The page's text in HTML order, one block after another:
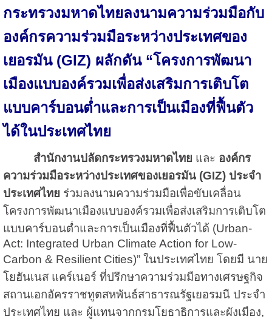
กระทรวงมหาดไทยลงนามความร่วมมือกับ
องค์กรความร่วมมือระหว่างประเทศของ
เยอรมัน (GIZ) ผลักดัน “โครงการพัฒนา
เมืองแบบองค์รวมเพื่อส่งเสริมการเติบโต
แบบคาร์บอนต่ำและการเป็นเมืองที่ฟื้นตัว
ได้ในประเทศไทย
สำนักงานปลัดกระทรวงมหาดไทย และ องค์กร
ความร่วมมือระหว่างประเทศของเยอรมัน (GIZ) ประจำ
ประเทศไทย ร่วมลงนามความร่วมมือเพื่อขับเคลื่อน
โครงการพัฒนาเมืองแบบองค์รวมเพื่อส่งเสริมการเติบโต
แบบคาร์บอนต่ำและการเป็นเมืองที่ฟื้นตัวได้ (Urban-
Act: Integrated Urban Climate Action for Low-
Carbon & Resilient Cities)” ในประเทศไทย โดยมี นาย
โยฮันเนส แคร์เนอร์ ที่ปรึกษาความร่วมมือทางเศรษฐกิจ
สถานเอกอัครราชทูตสหพันธ์สาธารณรัฐเยอรมนี ประจำ
ประเทศไทย และ ผู้แทนจากกรมโยธาธิการและผังเมือง,